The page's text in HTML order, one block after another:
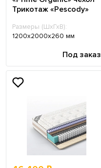
Трикотаж «Pescody»
Размеры (ШхГхВ):
1200х2000х260 мм
Под заказ